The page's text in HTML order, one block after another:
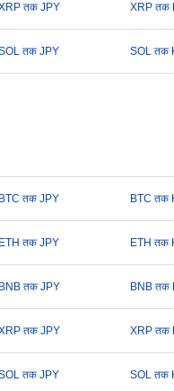
तक JPY XRP तक
तक JPY SOL तक
BTC तक JPY BTC तक
ETH तक JPY ETH तक
BNB तक JPY BNB तक
तक JPY XRP तक
तक JPY SOL तक